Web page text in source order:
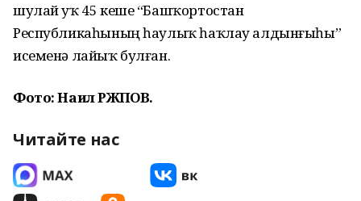
шулай уҡ 45 кеше “Башҡортостан
Республикаһының һаулыҡ һаҡлау алдынғыһы”
исеменә лайыҡ булған.
Фото: Наил РӘЖӘПОВ.
Читайте нас